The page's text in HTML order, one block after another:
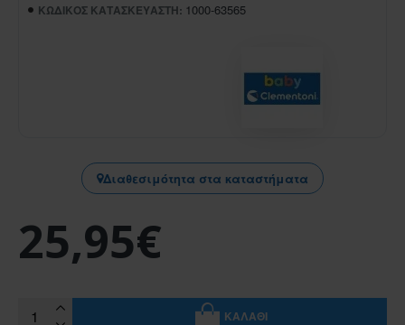
ΚΩΔΙΚΌΣ ΚΑΤΑΣΚΕΥΑΣΤΉ: 1000-63565
Διαθεσιμότητα στα καταστήματα
25,95€
ΚΑΛΆΘΙ